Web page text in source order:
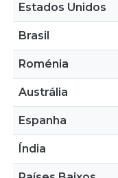
Estados Unidos
Brasil
Roménia
Austrália
Espanha
Índia